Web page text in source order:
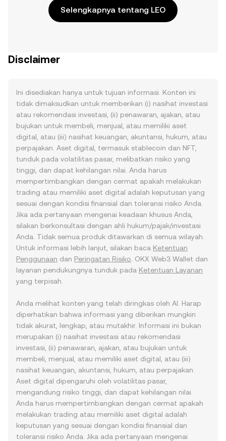
Selengkapnya tentang LEO
Disclaimer
Ini disediakan hanya untuk tujuan informasi. Konten ini
tidak dimaksudkan untuk memberikan (i) nasihat investasi
atau rekomendasi investasi, (ii) penawaran, ajakan, atau
bujukan untuk membeli, menjual, atau memiliki aset
digital, atau (iii) nasihat keuangan, akuntansi, hukum, atau
perpajakan. Aset digital, termasuk stablecoin dan NFT,
tunduk pada volatilitas pasar, melibatkan risiko yang
tinggi, dan dapat kehilangan nilai. Anda harus
mempertimbangkan dengan cermat apakah melakukan
trading atau memiliki aset digital adalah keputusan yang
sesuai dengan kondisi finansial dan toleransi risiko Anda.
Jika ada pertanyaan mengenai keadaan khusus Anda,
silakan berkonsultasi dengan ahli hukum/pajak/investasi
Anda. Tidak semua produk ditawarkan di semua wilayah.
Untuk informasi lebih lanjut, silakan baca Ketentuan
Penggunaan dan Peringatan Risiko . OKX Web3 Wallet dan
layanan pendukungnya tunduk pada Ketentuan Layanan
yang terpisah.
Anda melihat konten yang telah diringkas oleh AI. Harap
diperhatikan bahwa informasi yang diberikan mungkin
tidak akurat, lengkap, atau mutakhir. Informasi ini bukan
merupakan (i) nasihat investasi atau rekomendasi
investasi, (ii) penawaran, ajakan, atau bujukan untuk
membeli, menjual, atau memiliki aset digital, atau (iii)
nasihat keuangan, akuntansi, hukum, atau perpajakan.
Aset digital dipengaruhi oleh volatilitas pasar,
mengandung risiko tinggi, dan dapat kehilangan nilai.
Anda harus mempertimbangkan dengan cermat apakah
melakukan trading atau memiliki aset digital adalah
keputusan yang sesuai dengan kondisi finansial dan
toleransi risiko Anda. Jika ada pertanyaan mengenai